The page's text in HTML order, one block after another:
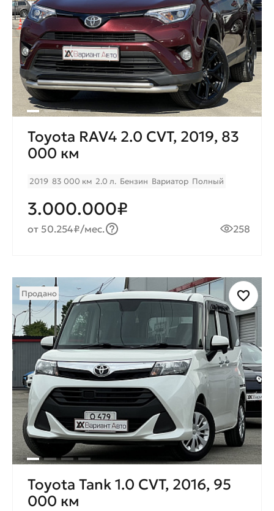
Toyota RAV4 2.0 CVT, 2019, 83
000 км
2019 83 000 км 2.0 л. Бензин Вариатор Полный
3.000.000₽
от 50.254₽/мес. 258
Продано
Toyota Tank 1.0 CVT, 2016, 95
000 км